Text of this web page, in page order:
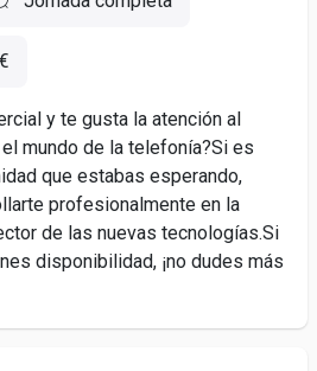
y te gusta la atención al
mundo de la telefonía?Si es
que estabas esperando,
profesionalmente en la
de las nuevas tecnologías.Si
disponibilidad, ¡no dudes más